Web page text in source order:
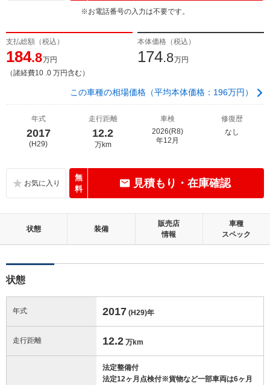
※お電話番号の入力は不要です。
支払総額（税込）
184.8万円
（諸経費10 .0 万円含む）
本体価格（税込）
174.8万円
この車種の相場価格（平均本体価格：196万円）
年式
2017
(H29)
走行距離
12.2
万km
車検
2026(R8)
年12月
修復歴
なし
無
料
見積もり・在庫確認
状態 装備
販売店
情報
車種
スペック
状態
年式 2017 (H29)年
走行距離 12.2 万km
法定整備付
法定12ヶ月点検付※貨物など一部車両は6ヶ月